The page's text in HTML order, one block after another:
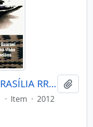
BRASILEIROS DE RAIZ - BRASÍLIA RRCK - 2012 - Nº05
· Item · 2012